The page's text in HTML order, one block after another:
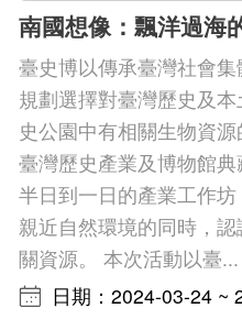
出
版
文
創
圓
夢
計
畫
南國想像：飄洋過海
臺史博以傳承臺灣社會
規劃選擇對臺灣歷史及
史公園中有相關生物資源
臺灣歷史產業及博物館
半日到一日的產業工作
親近自然環境的同時，
關資源。 本次活動以臺...
日期：2024-03-24 ~